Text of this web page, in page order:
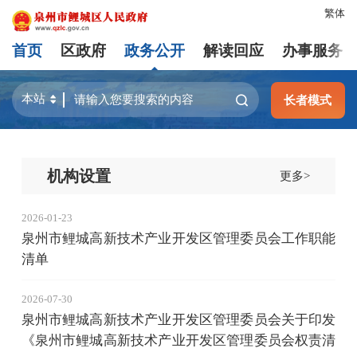
繁体
首页 区政府 政务公开 解读回应 办事服务
长者模式
机构设置 更多>
2026-01-23
泉州市鲤城高新技术产业开发区管理委员会工作职能
清单
2026-07-30
泉州市鲤城高新技术产业开发区管理委员会关于印发
《泉州市鲤城高新技术产业开发区管理委员会权责清